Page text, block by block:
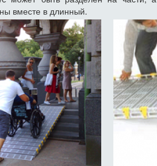
вместе в длинный.